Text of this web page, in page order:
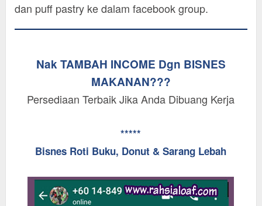
dan puff pastry ke dalam facebook group.
Nak TAMBAH INCOME Dgn BISNES
MAKANAN???
Persediaan Terbaik Jika Anda Dibuang Kerja
*****
Bisnes Roti Buku, Donut & Sarang Lebah